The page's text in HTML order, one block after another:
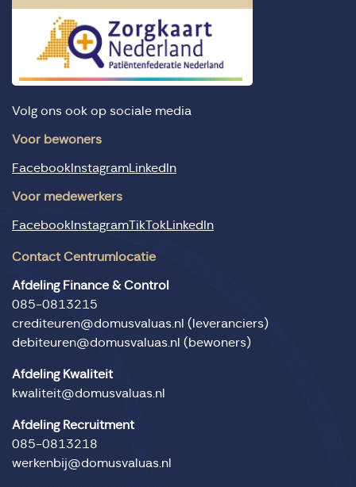
Volg ons ook op sociale media
Voor bewoners
FacebookInstagramLinkedIn
Voor medewerkers
FacebookInstagramTikTokLinkedIn
Contact Centrumlocatie
Afdeling Finance & Control
085-0813215
crediteuren@domusvaluas.nl (leveranciers)
debiteuren@domusvaluas.nl (bewoners)
Afdeling Kwaliteit
kwaliteit@domusvaluas.nl
Afdeling Recruitment
085-0813218
werkenbij@domusvaluas.nl